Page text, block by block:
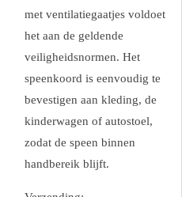
met ventilatiegaatjes voldoet
het aan de geldende
veiligheidsnormen. Het
speenkoord is eenvoudig te
bevestigen aan kleding, de
kinderwagen of autostoel,
zodat de speen binnen
handbereik blijft.